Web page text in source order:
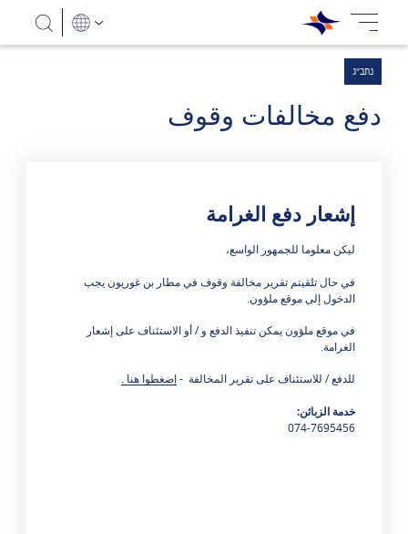
נתב"ג
دفع مخالفات وقوف
إشعار دفع الغرامة
ليكن معلوما للجمهور الواسع،
في حال تلقيتم تقرير مخالفة وقوف في مطار بن غوريون يجب
الدخول إلى موقع ملؤون.
في موقع ملؤون يمكن تنفيذ الدفع و / أو الاستئناف على إشعار
الغرامة.
للدفع / للاستئناف على تقرير المخالفة -إضغطوا هنا .
خدمة الزبائن:
074-7695456